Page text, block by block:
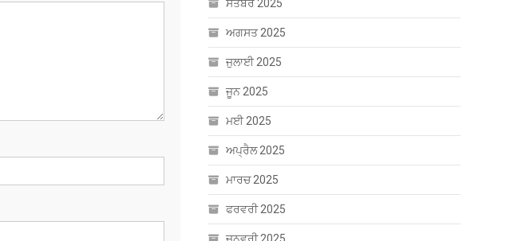
ਸਤੰਬਰ 2025
ਅਗਸਤ 2025
ਜੁਲਾਈ 2025
ਜੂਨ 2025
ਮਈ 2025
ਅਪ੍ਰੈਲ 2025
ਮਾਰਚ 2025
ਫਰਵਰੀ 2025